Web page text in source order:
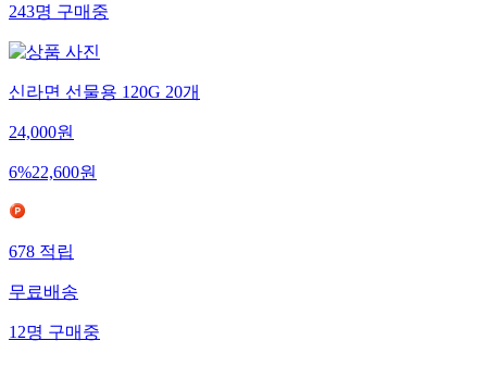
243명 구매중
신라면 선물용 120G 20개
24,000원
6%22,600원
678 적립
무료배송
12명 구매중